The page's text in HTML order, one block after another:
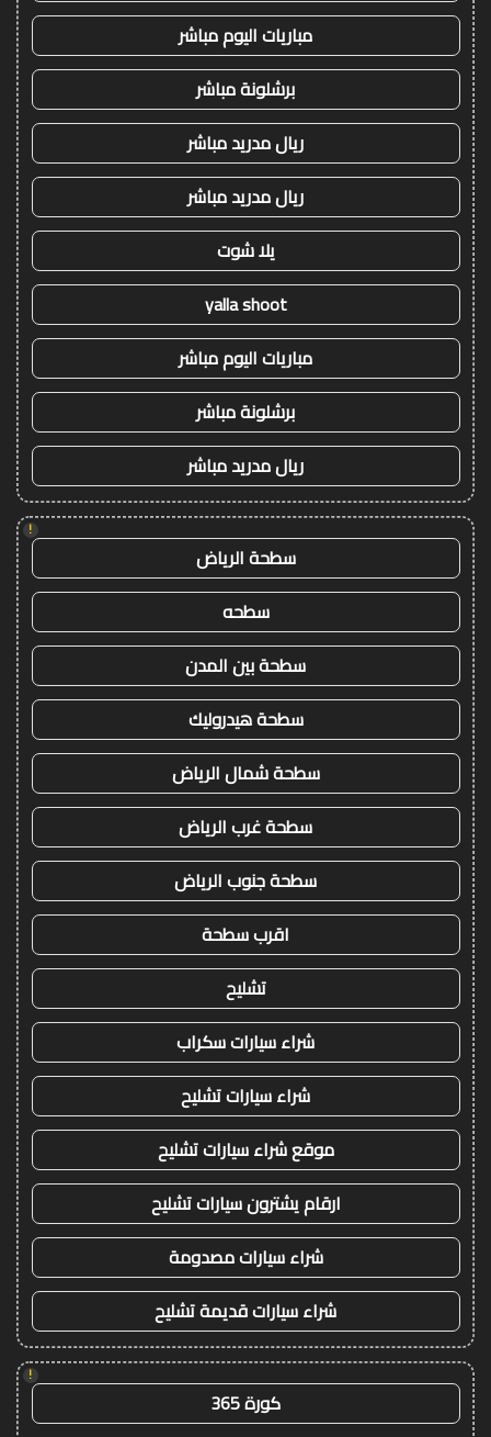
مباريات اليوم مباشر
برشلونة مباشر
ريال مدريد مباشر
ريال مدريد مباشر
يلا شوت
yalla shoot
مباريات اليوم مباشر
برشلونة مباشر
ريال مدريد مباشر
!
سطحة الرياض
سطحه
سطحة بين المدن
سطحة هيدروليك
سطحة شمال الرياض
سطحة غرب الرياض
سطحة جنوب الرياض
اقرب سطحة
تشليح
شراء سيارات سكراب
شراء سيارات تشليح
موقع شراء سيارات تشليح
ارقام يشترون سيارات تشليح
شراء سيارات مصدومة
شراء سيارات قديمة تشليح
!
كورة 365